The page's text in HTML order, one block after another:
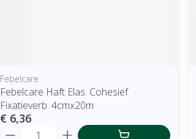
Febelcare
Febelcare Haft Elas. Cohesief
Fixatieverb. 4cmx20m
€ 6,36